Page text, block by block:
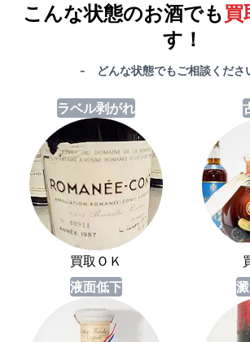
こんな状態のお酒でも買
す！
- どんな状態でもご相談くだ
ラベル剥がれ
買取ＯＫ
液面低下